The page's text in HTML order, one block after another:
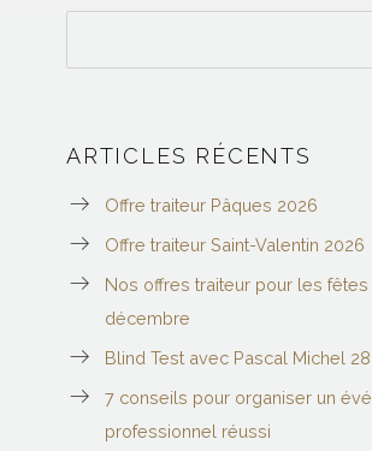
ARTICLES RÉCENTS
Offre traiteur Pâques 2026
Offre traiteur Saint-Valentin 2026
Nos offres traiteur pour les fêtes
décembre
Blind Test avec Pascal Michel
7 conseils pour organiser un
professionnel réussi